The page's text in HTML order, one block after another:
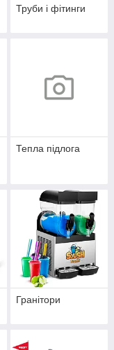
Труби і фітинги
Тепла підлога
Гранітори